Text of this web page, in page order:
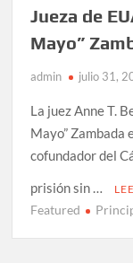
Jueza de
Mayo”
admin julio 31,
La juez Anne T.
Mayo” Zambada
cofundador del
prisión sin …
Featured